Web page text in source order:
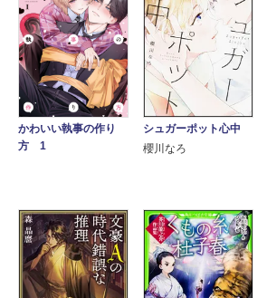
かわいい執事の作り
方 1
シュガーポット心中
櫻川なろ